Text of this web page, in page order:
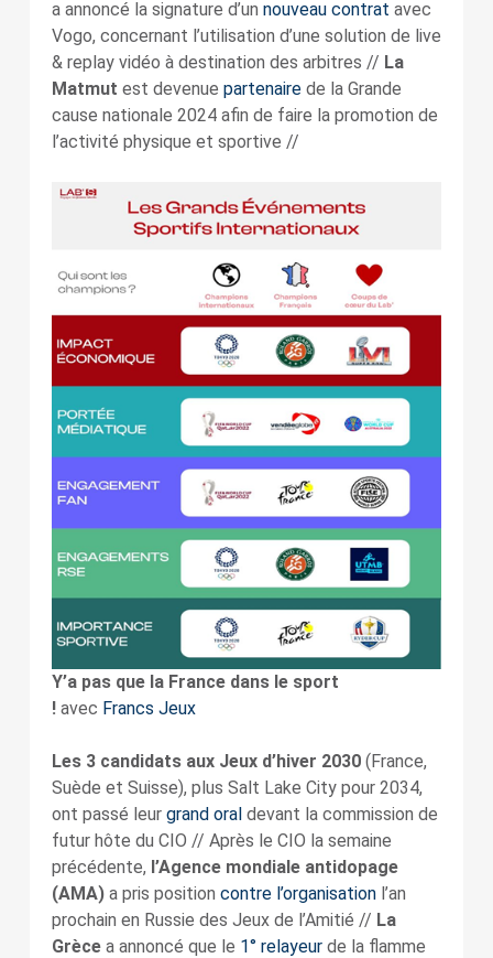
a annoncé la signature d’un nouveau contrat avec
Vogo, concernant l’utilisation d’une solution de live
& replay vidéo à destination des arbitres // La
Matmut est devenue partenairede la Grande
cause nationale 2024 afin de faire la promotion de
l’activité physique et sportive //
Y’a pas que la France dans le sport
! avec Francs Jeux
Les 3 candidats aux Jeux d’hiver 2030(France,
Suède et Suisse), plus Salt Lake City pour 2034,
ont passé leur grand oraldevant la commission de
futur hôte du CIO // Après le CIO la semaine
précédente, l’Agence mondiale antidopage
(AMA)a pris position contre l’organisationl’an
prochain en Russie des Jeux de l’Amitié // La
Grècea annoncé que le 1° relayeurde la flamme